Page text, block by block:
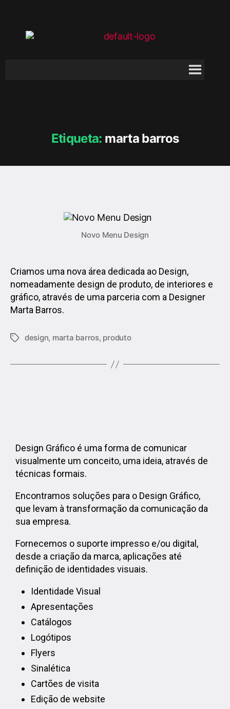
Etiqueta: marta barros
Novo Menu Design
Criamos uma nova área dedicada ao Design,
nomeadamente design de produto, de interiores e
gráfico, através de uma parceria com a Designer
Marta Barros.
design, marta barros, produto
Design Gráfico é uma forma de comunicar
visualmente um conceito, uma ideia, através de
técnicas formais.
Encontramos soluções para o Design Gráfico,
que levam à transformação da comunicação da
sua empresa.
Fornecemos o suporte impresso e/ou digital,
desde a criação da marca, aplicações até
definição de identidades visuais.
Identidade Visual
Apresentações
Catálogos
Logótipos
Flyers
Sinalética
Cartões de visita
Edição de website